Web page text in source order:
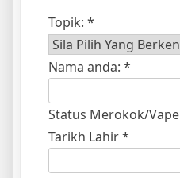
Topik: *
Nama anda: *
Status Merokok/Vape
Tarikh Lahir*